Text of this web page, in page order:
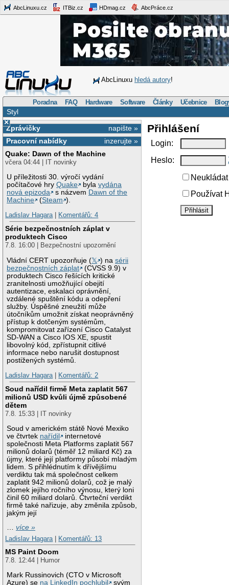
AbcLinuxu.cz ITBiz.cz HDmag.cz AbcPráce.cz
AbcLinuxu hledá autory!
Poradna FAQ Hardware Software Články Učebnice
Styl
×
napište »
Zprávičky
inzerujte »
Pracovní nabídky
Quake: Dawn of the Machine
včera 04:44 | IT novinky
U příležitosti 30. výročí vydání
počítačové hryQuake bylavydána
nová epizoda
s názvem Dawn of the
Machine
(Steam ).
Ladislav Hagara| Komentářů: 4
Série bezpečnostních záplat v
produktech Cisco
7.8. 16:00 | Bezpečnostní upozornění
Vládní CERT upozorňuje (𝕏 ) nasérii
bezpečnostních záplat
(CVSS 9.9) v
produktech Cisco řešících kritické
zranitelnosti umožňující obejití
autentizace, eskalaci oprávnění,
vzdálené spuštění kódu a odepření
služby. Úspěšné zneužití může
útočníkům umožnit získat neoprávněný
přístup k dotčeným systémům,
kompromitovat zařízení Cisco Catalyst
SD-WAN a Cisco IOS XE, spustit
libovolný kód, zpřístupnit citlivé
informace nebo narušit dostupnost
postižených systémů.
Ladislav Hagara| Komentářů: 2
Soud nařídil firmě Meta zaplatit 567
milionů USD kvůli újmě způsobené
dětem
7.8. 15:33 | IT novinky
Soud v americkém státě Nové Mexiko
ve čtvrtek nařídil
internetové
společnosti Meta Platforms zaplatit 567
milionů dolarů (téměř 12 miliard Kč) za
újmy, které její platformy působí mladým
lidem. S přihlédnutím k dřívějšímu
verdiktu tak má společnost celkem
zaplatit 942 milionů dolarů, což je malý
zlomek jejího ročního výnosu, který loni
činil 60 miliard dolarů. Čtvrteční verdikt
firmě také nařizuje, aby změnila způsob,
jakým její
…více »
Ladislav Hagara
Komentářů: 13
MS Paint Doom
7.8. 12:44 | Humor
Mark Russinovich (CTO v Microsoft
Azure) se na LinkedIn pochlubil
svým
Přihlášení
Login:
Heslo:
Používat